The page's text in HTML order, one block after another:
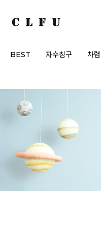
BEST 자수침구 차렵